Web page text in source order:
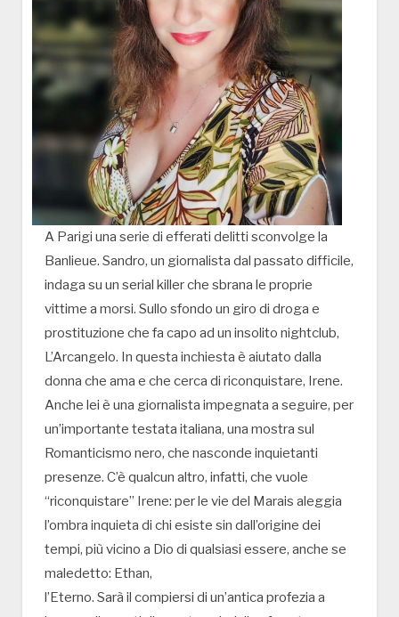
A Parigi una serie di efferati delitti sconvolge la
Banlieue. Sandro, un giornalista dal passato difficile,
indaga su un serial killer che sbrana le proprie
vittime a morsi. Sullo sfondo un giro di droga e
prostituzione che fa capo ad un insolito nightclub,
L’Arcangelo. In questa inchiesta è aiutato dalla
donna che ama e che cerca di riconquistare, Irene.
Anche lei è una giornalista impegnata a seguire, per
un’importante testata italiana, una mostra sul
Romanticismo nero, che nasconde inquietanti
presenze. C’è qualcun altro, infatti, che vuole
“riconquistare” Irene: per le vie del Marais aleggia
l’ombra inquieta di chi esiste sin dall’origine dei
tempi, più vicino a Dio di qualsiasi essere, anche se
maledetto: Ethan,
l’Eterno. Sarà il compiersi di un’antica profezia a